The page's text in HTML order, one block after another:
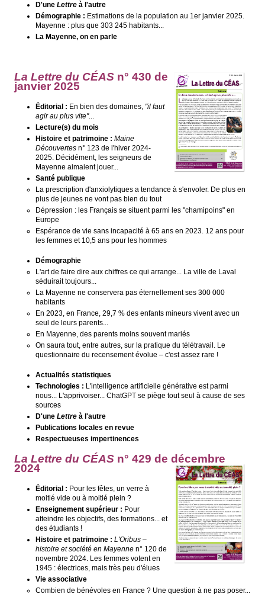
D'une Lettreà l'autre
Démographie : Estimations de la population au 1er janvier 2025.
Mayenne : plus que 303 245 habitants...
La Mayenne, on en parle
La Lettre du CÉASn° 430 de
janvier 2025
Éditorial : En bien des domaines, "il faut
agir au plus vite"...
Lecture(s) du mois
Histoire et patrimoine : Maine
Découvertesn° 123 de l'hiver 2024-
2025. Décidément, les seigneurs de
Mayenne aimaient jouer...
Santé publique
La prescription d'anxiolytiques a tendance à s'envoler. De plus en
plus de jeunes ne vont pas bien du tout
Dépression : les Français se situent parmi les "chamipoins" en
Europe
Espérance de vie sans incapacité à 65 ans en 2023. 12 ans pour
les femmes et 10,5 ans pour les hommes
Démographie
L'art de faire dire aux chiffres ce qui arrange... La ville de Laval
séduirait toujours...
La Mayenne ne conservera pas éternellement ses 300 000
habitants
En 2023, en France, 29,7 % des enfants mineurs vivent avec un
seul de leurs parents...
En Mayenne, des parents moins souvent mariés
On saura tout, entre autres, sur la pratique du télétravail. Le
questionnaire du recensement évolue – c'est assez rare !
Actualités statistiques
Technologies : L'intelligence artificielle générative est parmi
nous... L'apprivoiser... ChatGPT se piège tout seul à cause de ses
sources
D'une Lettreà l'autre
Publications locales en revue
Respectueuses impertinences
La Lettre du CÉASn° 429 de décembre
2024
Éditorial : Pour les fêtes, un verre à
moitié vide ou à moitié plein ?
Enseignement supérieur : Pour
atteindre les objectifs, des formations... et
des étudiants !
Histoire et patrimoine : L'Oribus –
histoire et société en Mayennen° 120 de
novembre 2024. Les femmes votent en
1945 : électrices, mais très peu d'élues
Vie associative
Combien de bénévoles en France ? Une question à ne pas poser...